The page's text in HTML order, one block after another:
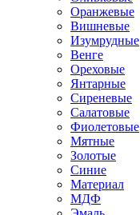
Оранжевые
Вишневые
Изумрудные
Венге
Ореховые
Янтарные
Сиреневые
Салатовые
Фиолетовые
Мятные
Золотые
Синие
Материал
МДФ